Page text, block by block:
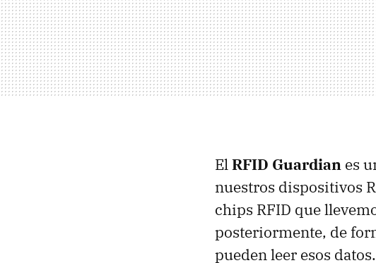
ElRFID Guardian es
nuestros dispositivos
chips RFID que
posteriormente, de
pueden leer esos datos.